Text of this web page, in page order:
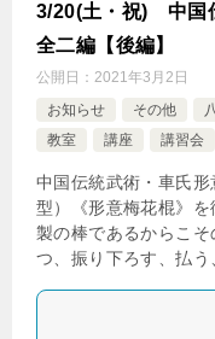
3/20(土・祝) 中国
全二編【後編】
公開日： 2021年3月2日
お知らせ
その他
教室
講座 講習会
中国伝統武術・車氏
型）《形意梅花棍》
製の棒であるからこ
つ、振り下ろす、払